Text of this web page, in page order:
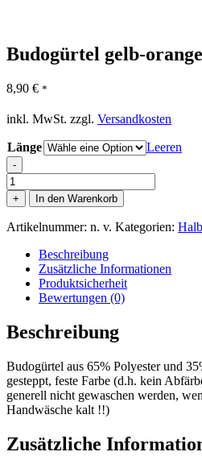
Budogürtel gelb-
8,90 € *
inkl. MwSt. zzgl. Versandkosten
Länge Leeren
-
Budogürtel
gelb-
orange
mittig
Menge
+ In den Warenkorb
Artikelnummer: n. v. Kategorien:
Beschreibung
Zusätzliche Informationen
Produktsicherheit
Bewertungen (0)
Beschreibung
Budogürtel aus 65% Polyester und
gesteppt, feste Farbe (d.h. kein
generell nicht gewaschen werden,
Handwäsche kalt !!)
Zusätzliche